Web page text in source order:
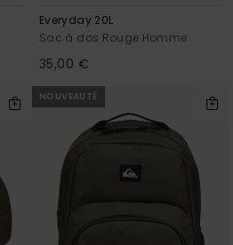
Everyday 20L
Sac à dos Rouge Homme
35,00 €
NOUVEAUTÉ